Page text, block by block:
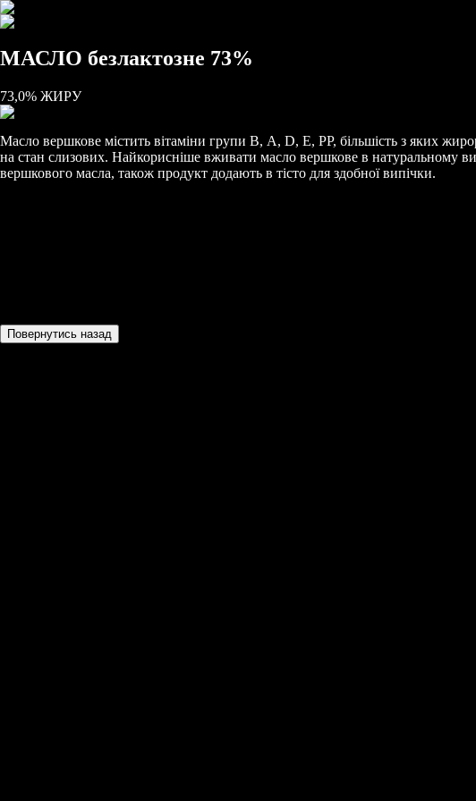
безлактозне 73%
МАСЛО безлактозне 73%
73,0% ЖИРУ
Масло вершкове містить вітаміни групи В, А, D, Е, РР, більшість з яких
на стан слизових. Найкорисніше вживати масло вершкове в натуральному
вершкового масла, також продукт додають в тісто для здобної випічки.
Повернутись назад